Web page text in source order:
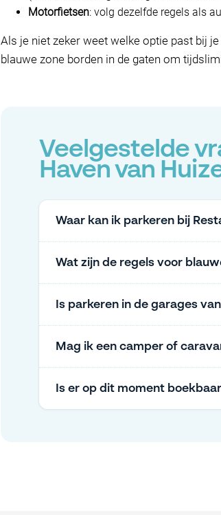
Motorfietsen: volg dezelfde regels als
Als je niet zeker weet welke optie past bij
blauwe zone borden in de gaten om
Veelgestelde
Haven van
Waar kan ik parkeren bij
Wat zijn de regels voor
Is parkeren in de garages
Mag ik een camper of
Is er op dit moment